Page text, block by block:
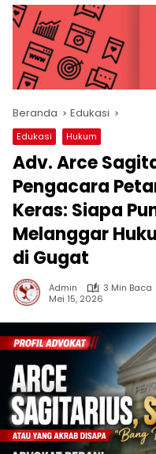
Beranda Edukasi
Edukasi Hukum
Adv. Arce
Pengacara
Keras: Siapa
Melanggar
di Gugat
Admin
3 Min Baca
Mei 15, 2026